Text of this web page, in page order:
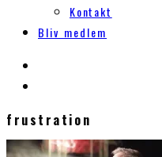
Kontakt
Bliv medlem
frustration